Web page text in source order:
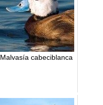
Malvasía cabeciblanca